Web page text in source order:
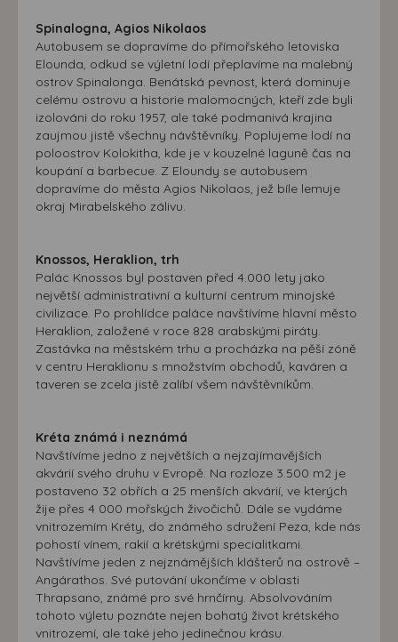
Spinalogna, Agios Nikolaos
Autobusem se dopravíme do přímořského letoviska
Elounda, odkud se výletní lodí přeplavíme na malebný
ostrov Spinalonga. Benátská pevnost, která dominuje
celému ostrovu a historie malomocných, kteří zde byli
izolováni do roku 1957, ale také podmanivá krajina
zaujmou jistě všechny návštěvníky. Poplujeme lodí na
poloostrov Kolokitha, kde je v kouzelné laguně čas na
koupání a barbecue. Z Eloundy se autobusem
dopravíme do města Agios Nikolaos, jež bíle lemuje
okraj Mirabelského zálivu.
Knossos, Heraklion, trh
Palác Knossos byl postaven před 4.000 lety jako
největší administrativní a kulturní centrum minojské
civilizace. Po prohlídce paláce navštívíme hlavní město
Heraklion, založené v roce 828 arabskými piráty.
Zastávka na městském trhu a procházka na pěší zóně
v centru Heraklionu s množstvím obchodů, kaváren a
taveren se zcela jistě zalíbí všem návštěvníkům.
Kréta známá i neznámá
Navštívíme jedno z největších a nejzajímavějších
akvárií svého druhu v Evropě. Na rozloze 3.500 m2 je
postaveno 32 obřích a 25 menších akvárií, ve kterých
žije přes 4 000 mořských živočichů. Dále se vydáme
vnitrozemím Kréty, do známého sdružení Peza, kde nás
pohostí vínem, rakií a krétskými specialitkami.
Navštívíme jeden z nejznámějších klášterů na ostrově –
Angárathos. Své putování ukončíme v oblasti
Thrapsano, známé pro své hrnčírny. Absolvováním
tohoto výletu poznáte nejen bohatý život krétského
vnitrozemí, ale také jeho jedinečnou krásu.